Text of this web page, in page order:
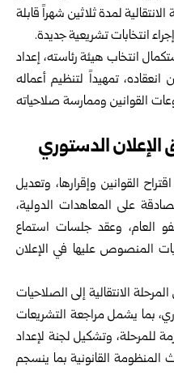
لمدة ثلاثين شهراً قابلة
انتخابات تشريعية جديدة.‏
انتخاب هيئة رئاسته، إعداد
تمهيداً لتنظيم أعماله
القوانين وممارسة صلاحياته
الدستوري
القوانين وإقرارها، وتعديل
على المعاهدات الدولية،
العام، ‏وعقد جلسات استماع
المنصوص عليها في ‏الإعلان
الانتقالية إلى الصلاحيات
بما يشمل مراجعة التشريعات
للمرحلة، وتشكيل لجنة لإعداد
القانونية بما ينسجم